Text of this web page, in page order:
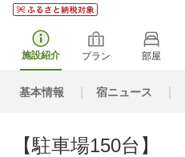
施設紹介 プラン 部屋
基本情報 宿ニュース
【駐車場150台】